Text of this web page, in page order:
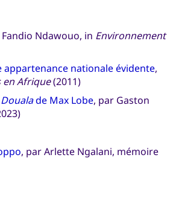
Ndawouo, in Environnement
nationale évidente,
Afrique(2011)
de Max Lobe, par Gaston
, par Arlette Ngalani, mémoire